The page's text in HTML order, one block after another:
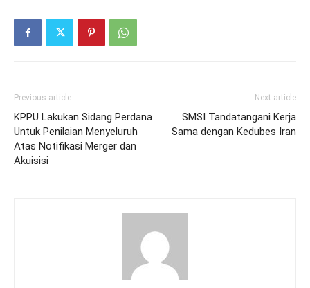
Previous article
KPPU Lakukan Sidang Perdana
Untuk Penilaian Menyeluruh
Atas Notifikasi Merger dan
Akuisisi
Next article
SMSI Tandatangani Kerja
Sama dengan Kedubes Iran